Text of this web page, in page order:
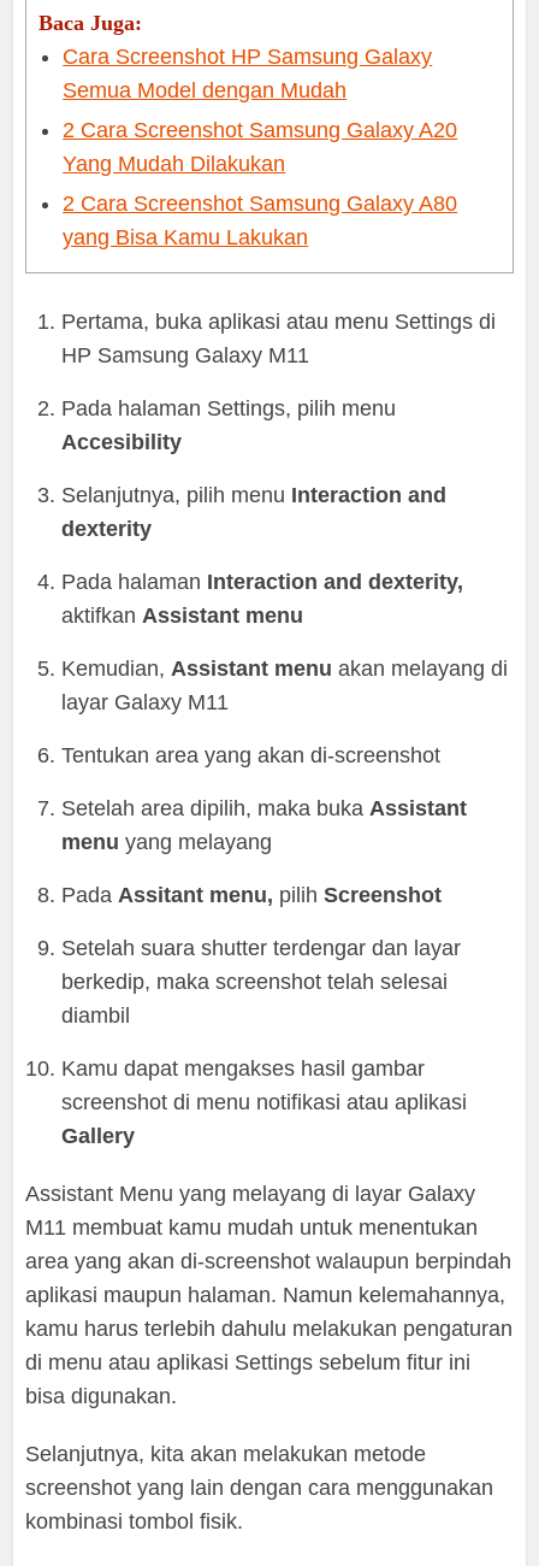
Baca Juga:
Cara Screenshot HP Samsung Galaxy
Semua Model dengan Mudah
2 Cara Screenshot Samsung Galaxy A20
Yang Mudah Dilakukan
2 Cara Screenshot Samsung Galaxy A80
yang Bisa Kamu Lakukan
Pertama, buka aplikasi atau menu Settings di
HP Samsung Galaxy M11
Pada halaman Settings, pilih menu
Accesibility
Selanjutnya, pilih menu Interaction and
dexterity
Pada halaman Interaction and dexterity,
aktifkanAssistant menu
Kemudian,Assistant menu akan melayang di
layar Galaxy M11
Tentukan area yang akan di-screenshot
Setelah area dipilih, maka bukaAssistant
menu yang melayang
PadaAssitant menu, pilihScreenshot
Setelah suara shutter terdengar dan layar
berkedip, maka screenshot telah selesai
diambil
Kamu dapat mengakses hasil gambar
screenshot di menu notifikasi atau aplikasi
Gallery
Assistant Menu yang melayang di layar Galaxy
M11 membuat kamu mudah untuk menentukan
area yang akan di-screenshot walaupun berpindah
aplikasi maupun halaman. Namun kelemahannya,
kamu harus terlebih dahulu melakukan pengaturan
di menu atau aplikasi Settings sebelum fitur ini
bisa digunakan.
Selanjutnya, kita akan melakukan metode
screenshot yang lain dengan cara menggunakan
kombinasi tombol fisik.